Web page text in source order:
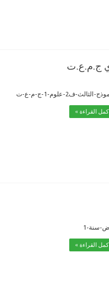
ج.م.ع.ت
الثالث-ف2-علوم-1-ج-م-ع-ت
أكمل القراءة »
سنة-1
أكمل القراءة »